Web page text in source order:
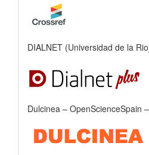
DIALNET (Universidad de la
Dulcinea – OpenScienceSpain